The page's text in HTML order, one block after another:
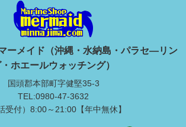
ーメイド（沖縄・水納島・パラセ―リン
ホエールウォッチング）
国頭郡本部町字健堅35-3
TEL:0980-47-3632
受付）8:00～21:00【年中無休】